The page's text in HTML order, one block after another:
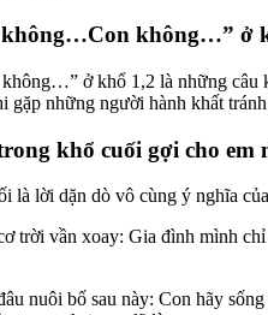
không…” ở
ở khổ 1,2 là những câu
gặp những người hành khất
khổ cuối gợi cho em
là lời dặn dò vô cùng ý nghĩa
trời vần xoay: Gia đình mình
nuôi bố sau này: Con hãy